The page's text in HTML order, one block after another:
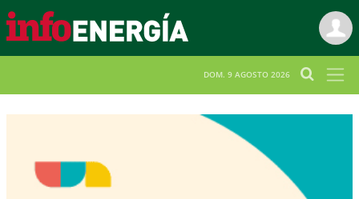
DOM. 9 AGOSTO 2026